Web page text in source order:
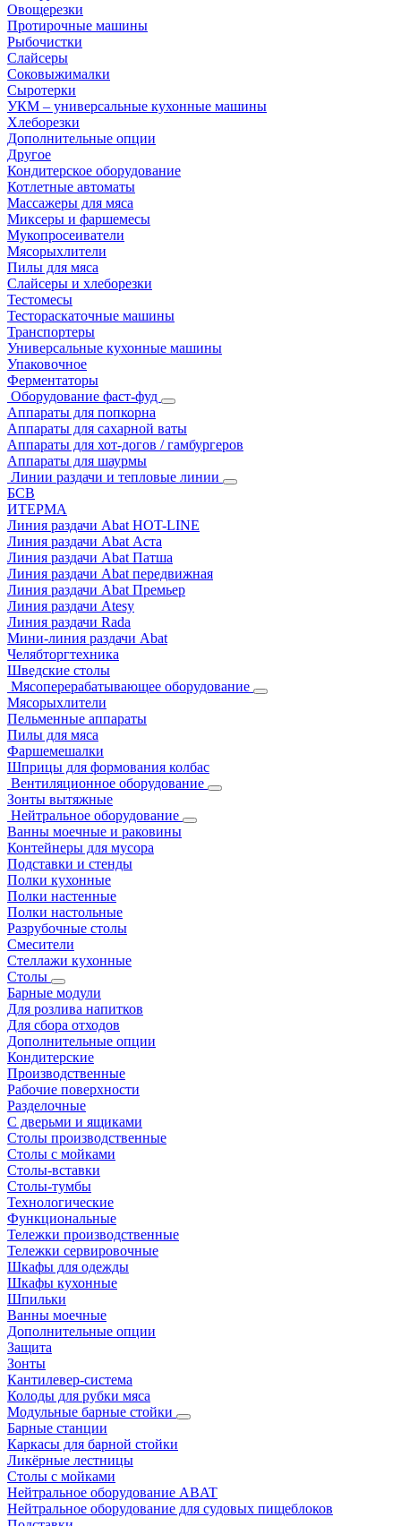
Овощерезки
Протирочные машины
Рыбочистки
Слайсеры
Соковыжималки
Сыротерки
УКМ – универсальные кухонные машины
Хлеборезки
Дополнительные опции
Другое
Кондитерское оборудование
Котлетные автоматы
Массажеры для мяса
Миксеры и фаршемесы
Мукопросеиватели
Мясорыхлители
Пилы для мяса
Слайсеры и хлеборезки
Тестомесы
Тестораскаточные машины
Транспортеры
Универсальные кухонные машины
Упаковочное
Ферментаторы
Оборудование фаст-фуд
Аппараты для попкорна
Аппараты для сахарной ваты
Аппараты для хот-догов / гамбургеров
Аппараты для шаурмы
Линии раздачи и тепловые линии
БСВ
ИТЕРМА
Линия раздачи Abat HOT-LINE
Линия раздачи Abat Аста
Линия раздачи Abat Патша
Линия раздачи Abat передвижная
Линия раздачи Abat Премьер
Линия раздачи Atesy
Линия раздачи Rada
Мини-линия раздачи Abat
Челябторгтехника
Шведские столы
Мясоперерабатывающее оборудование
Мясорыхлители
Пельменные аппараты
Пилы для мяса
Фаршемешалки
Шприцы для формования колбас
Вентиляционное оборудование
Зонты вытяжные
Нейтральное оборудование
Ванны моечные и раковины
Контейнеры для мусора
Подставки и стенды
Полки кухонные
Полки настенные
Полки настольные
Разрубочные столы
Смесители
Стеллажи кухонные
Столы
Барные модули
Для розлива напитков
Для сбора отходов
Дополнительные опции
Кондитерские
Производственные
Рабочие поверхности
Разделочные
С дверьми и ящиками
Столы производственные
Столы с мойками
Столы-вставки
Столы-тумбы
Технологические
Функциональные
Тележки производственные
Тележки сервировочные
Шкафы для одежды
Шкафы кухонные
Шпильки
Ванны моечные
Дополнительные опции
Защита
Зонты
Кантилевер-система
Колоды для рубки мяса
Модульные барные стойки
Барные станции
Каркасы для барной стойки
Ликёрные лестницы
Столы с мойками
Нейтральное оборудование ABAT
Нейтральное оборудование для судовых пищеблоков